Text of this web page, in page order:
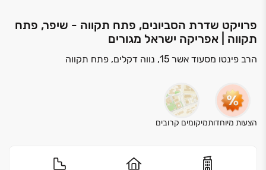
פרויקט שדרת הסביונים, פתח תקווה - שיפר, פתח
תקווה | אפריקה ישראל מגורים
הרב פינטו מסעוד אשר 15, נווה דקלים, פתח תקווה
הצעות מיוחדותמיקומים קרובים